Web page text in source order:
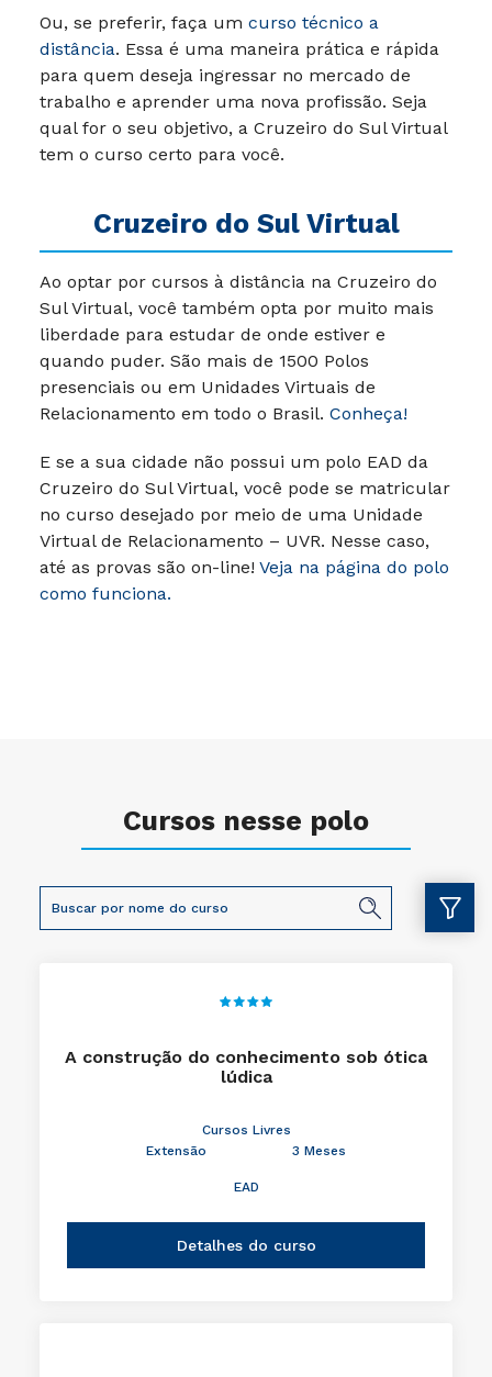
Ou, se preferir, faça um curso técnico a
distância. Essa é uma maneira prática e rápida
para quem deseja ingressar no mercado de
trabalho e aprender uma nova profissão. Seja
qual for o seu objetivo, a Cruzeiro do Sul Virtual
tem o curso certo para você.
Cruzeiro do Sul Virtual
Ao optar por cursos à distância na Cruzeiro do
Sul Virtual, você também opta por muito mais
liberdade para estudar de onde estiver e
quando puder. São mais de 1500 Polos
presenciais ou em Unidades Virtuais de
Relacionamento em todo o Brasil. Conheça!
E se a sua cidade não possui um polo EAD da
Cruzeiro do Sul Virtual, você pode se matricular
no curso desejado por meio de uma Unidade
Virtual de Relacionamento – UVR. Nesse caso,
até as provas são on-line! Veja na página do polo
como funciona.
Cursos nesse polo
A construção do conhecimento sob ótica
lúdica
Cursos Livres
Extensão
3 Meses
EAD
Detalhes do curso